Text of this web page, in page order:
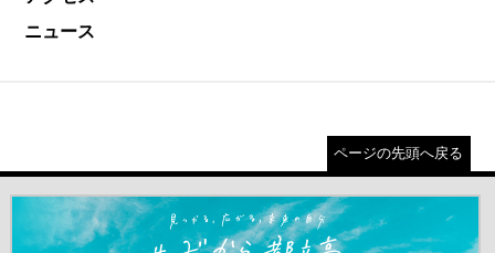
ニュース
ページの先頭へ戻る
＃だから都立高（別ウインドウが開きます）